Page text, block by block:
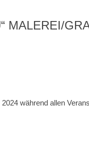
MALEREI/
während allen